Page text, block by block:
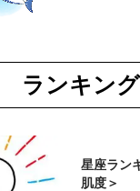
ランキング
星座ラン
肌度＞